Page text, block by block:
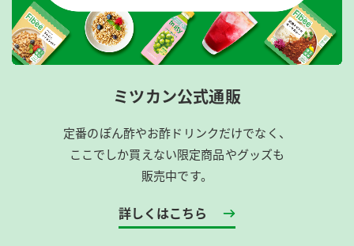
ミツカン公式通販
定番のぽん酢やお酢ドリンクだけでなく、
ここでしか買えない限定商品やグッズも
販売中です。
詳しくはこちら